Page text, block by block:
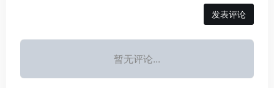
发表评论
暂无评论...